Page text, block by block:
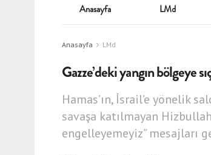
Anasayfa LMd
Anasayfa LMd
Gazze’deki yangın bölgeye
Hamas’ın, İsrail’e yönelik
savaşa katılmayan
engelleyemeyiz” mesajları